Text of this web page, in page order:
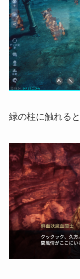
緑の柱に触れる